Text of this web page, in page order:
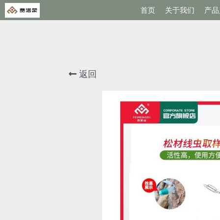
首页 关于我们 产
返回